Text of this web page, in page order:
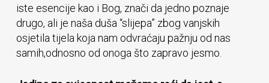
iste esencije kao i Bog, znači da jedno poznaje
drugo, ali je naša duša “slijepa” zbog vanjskih
osjetila tijela koja nam odvraćaju pažnju od nas
samih,odnosno od onoga što zapravo jesmo.